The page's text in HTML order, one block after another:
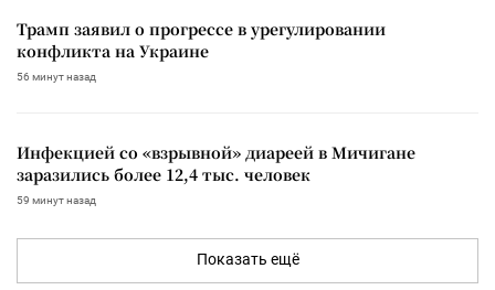
Трамп заявил о прогрессе в урегулировании
конфликта на Украине
56 минут назад
Инфекцией со «взрывной» диареей в Мичигане
заразились более 12,4 тыс. человек
59 минут назад
Показать ещё